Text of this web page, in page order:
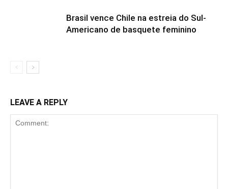
Brasil vence Chile na estreia do Sul-
Americano de basquete feminino
LEAVE A REPLY